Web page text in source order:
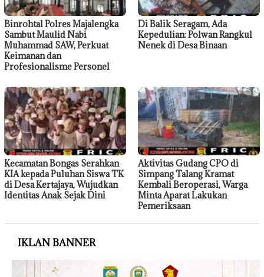
Binrohtal Polres Majalengka
Sambut Maulid Nabi
Muhammad SAW, Perkuat
Keimanan dan
Profesionalisme Personel
Di Balik Seragam, Ada
Kepedulian: Polwan Rangkul
Nenek di Desa Binaan
Kecamatan Bongas Serahkan
KIA kepada Puluhan Siswa TK
di Desa Kertajaya, Wujudkan
Identitas Anak Sejak Dini
Aktivitas Gudang CPO di
Simpang Talang Kramat
Kembali Beroperasi, Warga
Minta Aparat Lakukan
Pemeriksaan
IKLAN BANNER